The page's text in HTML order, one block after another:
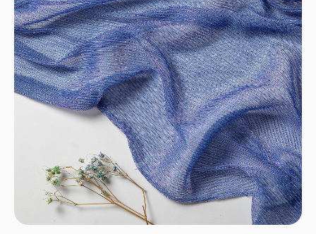
Отправить
Согласен сПолитикой конфиденциальности